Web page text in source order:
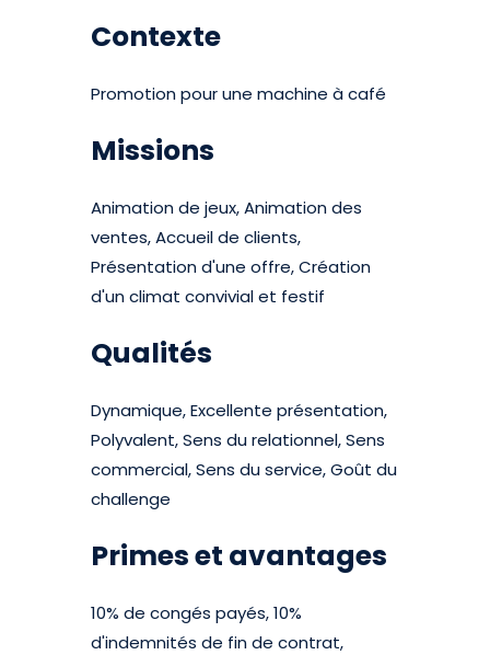
Contexte
Promotion pour une machine à café
Missions
Animation de jeux, Animation des
ventes, Accueil de clients,
Présentation d'une offre, Création
d'un climat convivial et festif
Qualités
Dynamique, Excellente présentation,
Polyvalent, Sens du relationnel, Sens
commercial, Sens du service, Goût du
challenge
Primes et avantages
10% de congés payés, 10%
d'indemnités de fin de contrat,